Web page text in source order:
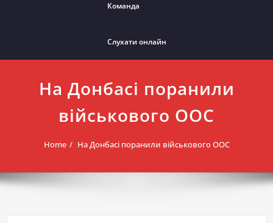
Команда
Слухати онлайн
На Донбасі поранили
військового ООС
Home На Донбасі поранили військового ООС